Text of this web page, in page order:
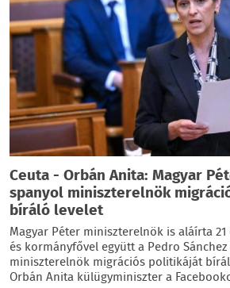
Ceuta - Orbán Anita: Magyar
spanyol miniszterelnök
bíráló levelet
Magyar Péter miniszterelnök is aláírta
és kormányfővel együtt a Pedro
miniszterelnök migrációs politikáját
Orbán Anita külügyminiszter a